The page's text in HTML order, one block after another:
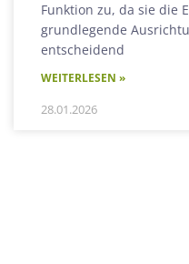
Funktion zu, da sie die
grundlegende
entscheidend
WEITERLESEN »
28.01.2026